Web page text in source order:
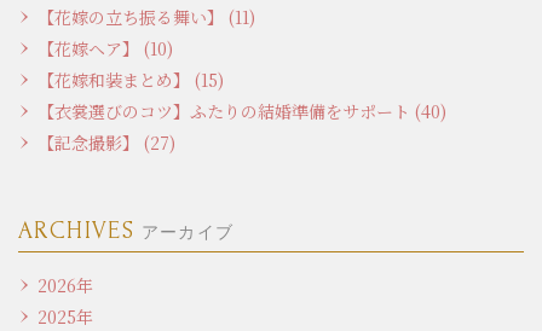
【花嫁の立ち振る舞い】 (11)
【花嫁ヘア】 (10)
【花嫁和装まとめ】 (15)
【衣裳選びのコツ】ふたりの結婚準備をサポート (40)
【記念撮影】 (27)
ARCHIVES アーカイブ
2026年
2025年